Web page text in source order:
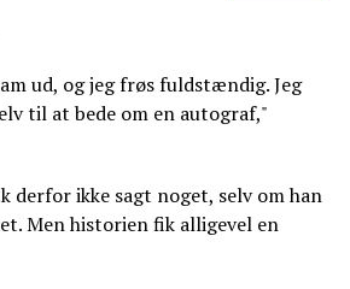
ud, og jeg frøs fuldstændig. Jeg
til at bede om en autograf,"
derfor ikke sagt noget, selv om han
Men historien fik alligevel en